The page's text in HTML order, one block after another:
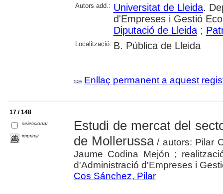
Autors add.: Universitat de Lleida.
d'Empreses i Gestió
Diputació de Lleida;
Localització: B. Pública de Lleida
Enllaç permanent a aquest
17 / 148
seleccionar
imprimir
Estudi de mercat del
de Mollerussa/ autors: Pilar
Jaume Codina Mejón ;
d'Administració d'Empreses i
Cos Sánchez, Pilar